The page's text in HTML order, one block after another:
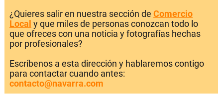
¿Quieres salir en nuestra sección de Comercio
Local y que miles de personas conozcan todo lo
que ofreces con una noticia y fotografías hechas
por profesionales?
Escríbenos a esta dirección y hablaremos contigo
para contactar cuando antes:
contacto@navarra.com